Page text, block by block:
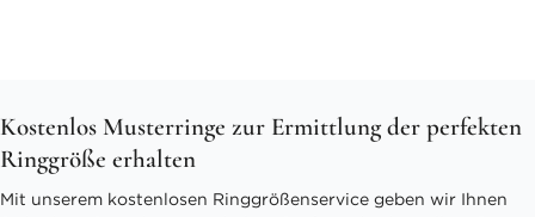
Kostenlos Musterringe zur Ermittlung der perfekten
Ringgröße erhalten
Mit unserem kostenlosen Ringgrößenservice geben wir Ihnen